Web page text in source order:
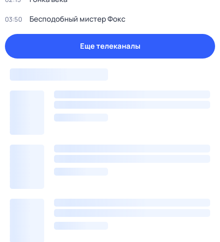
03:50 Бесподобный мистер Фокс
Еще телеканалы